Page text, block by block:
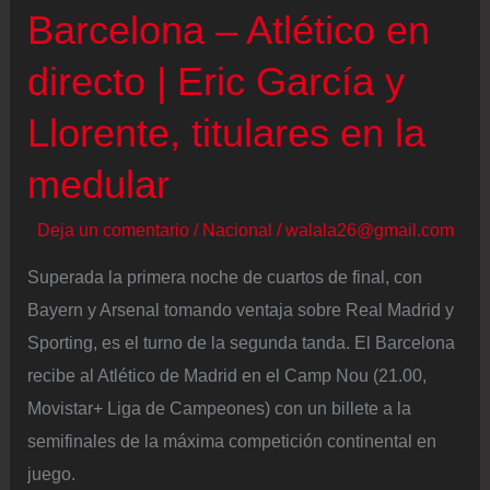
de
Barcelona – Atlético en
directo | Eric García y
Llorente, titulares en la
medular
Deja un comentario / Nacional /walala26@gmail.com
Superada la primera noche de cuartos de final, con
Bayern y Arsenal tomando ventaja sobre Real Madrid y
Sporting, es el turno de la segunda tanda. El Barcelona
recibe al Atlético de Madrid en el Camp Nou (21.00,
Movistar+ Liga de Campeones) con un billete a la
semifinales de la máxima competición continental en
juego.